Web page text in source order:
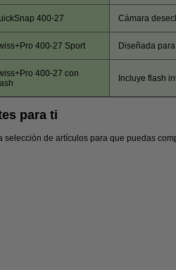
400-27 Cámara
400-27 Sport Diseñada
400-27 con
Incluye flash
para ti
selección de artículos para que puedas